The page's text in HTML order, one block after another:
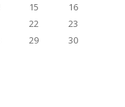
15
16
22
23
29
30